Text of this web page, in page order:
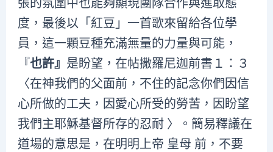
度，最後以「紅豆」一首歌來留給各位學
員，這一顆豆種充滿無量的力量與可能，
『也許』 是盼望，在帖撒羅尼迦前書１：３
〈在神我們的父面前，不住的記念你們因信
心所做的工夫，因愛心所受的勞苦，因盼望
我們主耶穌基督所存的忍耐 〉。簡易釋議在
道場的意思是，在明明上帝 皇母 前，不要